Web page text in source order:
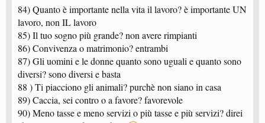
84) Quanto è importante nella vita il lavoro? è importante UN
lavoro, non IL lavoro
85) Il tuo sogno più grande? non avere rimpianti
86) Convivenza o matrimonio? entrambi
87) Gli uomini e le donne quanto sono uguali e quanto sono
diversi? sono diversi e basta
88 ) Ti piacciono gli animali? purchè non siano in casa
89) Caccia, sei contro o a favore? favorevole
90) Meno tasse e meno servizi o più tasse e più servizi? direi